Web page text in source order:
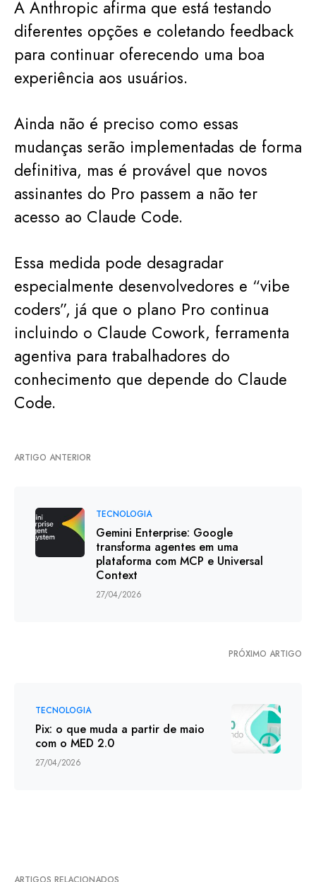
A Anthropic afirma que está testando
diferentes opções e coletando feedback
para continuar oferecendo uma boa
experiência aos usuários.
Ainda não é preciso como essas
mudanças serão implementadas de forma
definitiva, mas é provável que novos
assinantes do Pro passem a não ter
acesso ao Claude Code.
Essa medida pode desagradar
especialmente desenvolvedores e “vibe
coders”, já que o plano Pro continua
incluindo o Claude Cowork, ferramenta
agentiva para trabalhadores do
conhecimento que depende do Claude
Code.
ARTIGO ANTERIOR
TECNOLOGIA
Gemini Enterprise: Google
transforma agentes em uma
plataforma com MCP e Universal
Context
27/04/2026
PRÓXIMO ARTIGO
TECNOLOGIA
Pix: o que muda a partir de maio
com o MED 2.0
27/04/2026